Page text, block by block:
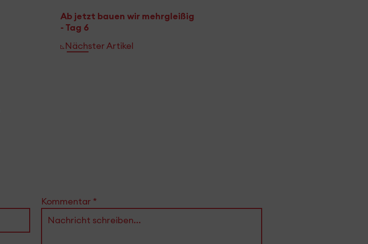
Ab jetzt bauen wir mehrgleißig
- Tag 6
Nächster Artikel
Kommentar *